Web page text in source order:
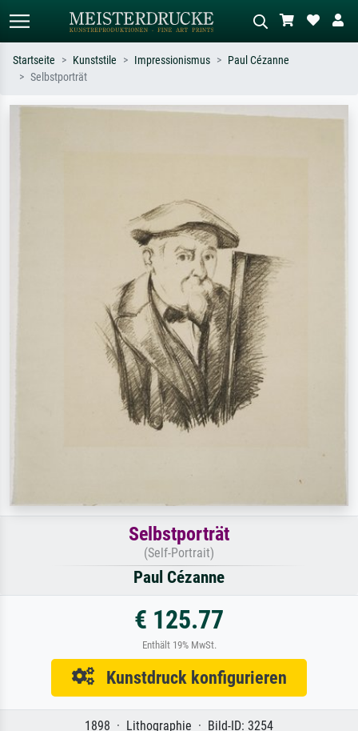
Beschreiben Sie die Szene – z.B. Grüne
Startseite Kunststile Impressionismus
Paul Cézanne
Selbstporträt
Selbstporträt
(Self-Portrait)
Paul Cézanne
€ 125.77
Enthält 19% MwSt.
Kunstdruck konfigurieren
1898 · Lithographie · Bild-ID: 3254